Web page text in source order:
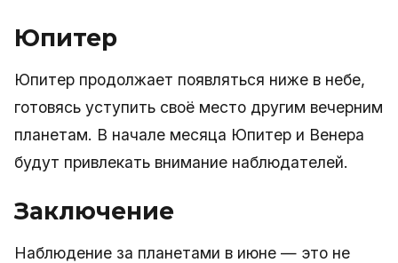
Юпитер
Юпитер продолжает появляться ниже в небе,
готовясь уступить своё место другим вечерним
планетам. В начале месяца Юпитер и Венера
будут привлекать внимание наблюдателей.
Заключение
Наблюдение за планетами в июне — это не